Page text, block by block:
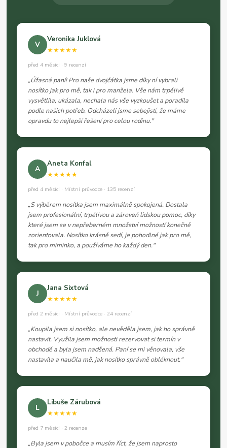
V
Veronika Juklová
★★★★★
před 4 měsíci · 9 recenzí
„Úžasná paní! Pro naše dvojčátka jsme díky ní vybrali
nosítko jak pro mě, tak i pro manžela. Vše nám trpělivě
vysvětlila, ukázala, nechala nás vše vyzkoušet a poradila
podle našich potřeb. Odcházeli jsme sebejistí, že máme
opravdu to nejlepší řešení pro celou rodinu."
A
Aneta Konfal
★★★★★
před 4 měsíci · Místní průvodce · 135 recenzí
„S výběrem nosítka jsem maximálně spokojená. Dostala
jsem profesionální, trpělivou a zároveň lidskou pomoc, díky
které jsem se v nepřeberném množství možností konečně
zorientovala. Nosítko krásně sedí, je pohodlné jak pro mě,
tak pro miminko, a používáme ho každý den."
J
Jana Sixtová
★★★★★
před 2 měsíci · Místní průvodce · 24 recenzí
„Koupila jsem si nosítko, ale nevěděla jsem, jak ho správně
nastavit. Využila jsem možnosti rezervovat si termín v
obchodě a byla jsem nadšená. Paní se mi věnovala, vše
nastavila a naučila mě, jak nosítko správně obléknout."
L
Libuše Zárubová
★★★★★
před 7 měsíci · 2 recenze
„Byla jsem v pobočce a musím říct, že jsem naprosto